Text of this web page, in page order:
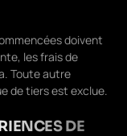
doivent
les frais de
Toute autre
de tiers est exclue.
DE